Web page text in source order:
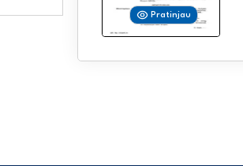
Pratinjau